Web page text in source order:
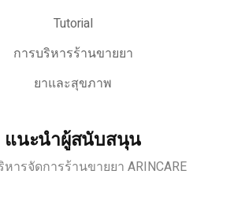
Tutorial
การบริหารร้านขายยา
ยาและสุขภาพ
แนะนำผู้สนับสนุน
ารจัดการร้านขายยา ARINCARE